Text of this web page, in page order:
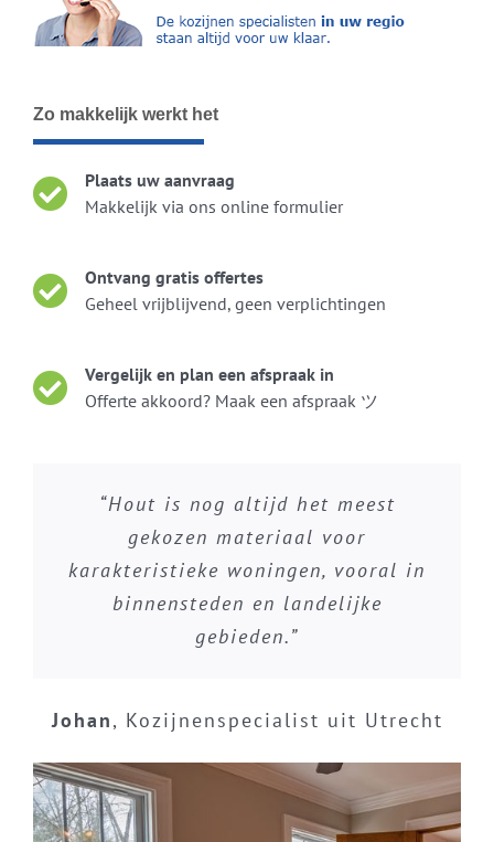
Zo makkelijk werkt het
Plaats uw aanvraag
Makkelijk via ons online formulier
Ontvang gratis offertes
Geheel vrijblijvend, geen verplichtingen
Vergelijk en plan een afspraak in
Offerte akkoord? Maak een afspraak ツ
“Hout is nog altijd het meest
gekozen materiaal voor
karakteristieke woningen, vooral in
binnensteden en landelijke
gebieden.”
Johan, Kozijnenspecialist uit Utrecht